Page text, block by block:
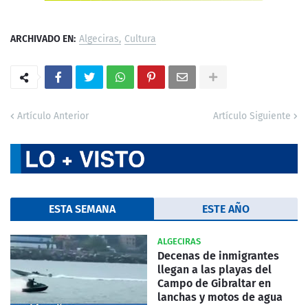
ARCHIVADO EN: Algeciras Cultura
Artículo Anterior Artículo Siguiente
ESTA SEMANA ESTE AÑO
ALGECIRAS
Decenas de inmigrantes
llegan a las playas del
Campo de Gibraltar en
lanchas y motos de agua